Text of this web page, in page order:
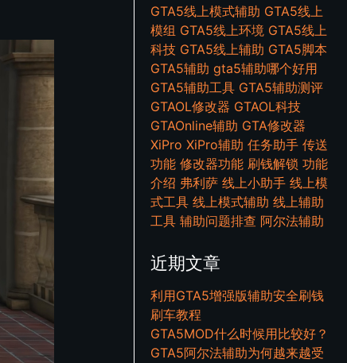
GTA5线上模式辅助 GTA5线上
模组 GTA5线上环境 GTA5线上
科技 GTA5线上辅助 GTA5脚本
GTA5辅助 gta5辅助哪个好用
GTA5辅助工具 GTA5辅助测评
GTAOL修改器 GTAOL科技
GTAOnline辅助 GTA修改器
XiPro XiPro辅助 任务助手 传送
功能 修改器功能 刷钱解锁 功能
介绍 弗利萨 线上小助手 线上模
式工具 线上模式辅助 线上辅助
工具 辅助问题排查 阿尔法辅助
近期文章
利用GTA5增强版辅助安全刷钱
刷车教程
GTA5MOD什么时候用比较好？
GTA5阿尔法辅助为何越来越受